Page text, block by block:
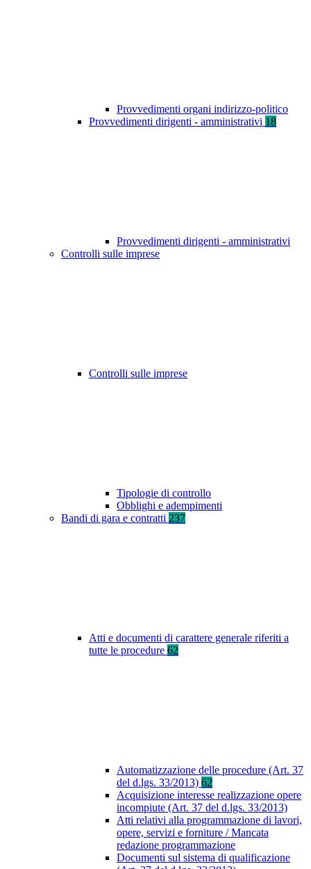
Provvedimenti organi indirizzo-politico
Provvedimenti dirigenti - amministrativi 18
Provvedimenti dirigenti - amministrativi
Controlli sulle imprese
Controlli sulle imprese
Tipologie di controllo
Obblighi e adempimenti
Bandi di gara e contratti 237
Atti e documenti di carattere generale riferiti a
tutte le procedure 62
Automatizzazione delle procedure (Art. 37
del d.lgs. 33/2013) 62
Acquisizione interesse realizzazione opere
incompiute (Art. 37 del d.lgs. 33/2013)
Atti relativi alla programmazione di lavori,
opere, servizi e forniture / Mancata
redazione programmazione
Documenti sul sistema di qualificazione